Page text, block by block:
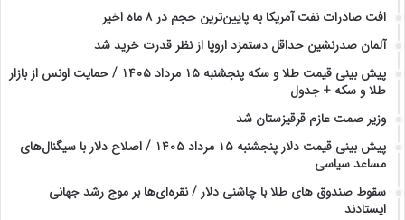
افت صادرات نفت آمریکا به پایین‌ترین حجم در ۸ ماه اخیر
آلمان صدرنشین حداقل دستمزد اروپا از نظر قدرت خرید شد
پیش‌ بینی قیمت طلا و سکه پنجشنبه ۱۵ مرداد ۱۴۰۵ / حمایت اونس از بازار
طلا و سکه + جدول
وزیر صمت عازم قرقیزستان شد
پیش ‌بینی قیمت دلار پنجشنبه ۱۵ مرداد ۱۴۰۵ / اصلاح دلار با سیگنال‌های
مساعد سیاسی
سقوط صندوق های طلا با چاشنی دلار / نقره‌ای‌ها بر موج رشد جهانی
ایستادند